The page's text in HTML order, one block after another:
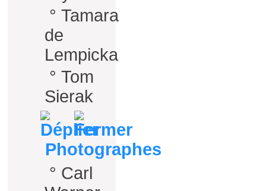
° Tamara
de
Lempicka
° Tom
Sierak
Photographes
° Carl